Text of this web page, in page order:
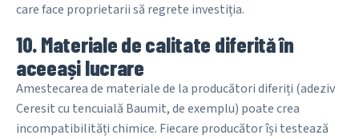
care face proprietarii să regrete investiția.
10. Materiale de calitate diferită în
aceeași lucrare
Amestecarea de materiale de la producători diferiți (adeziv
Ceresit cu tencuială Baumit, de exemplu) poate crea
incompatibilități chimice. Fiecare producător își testează